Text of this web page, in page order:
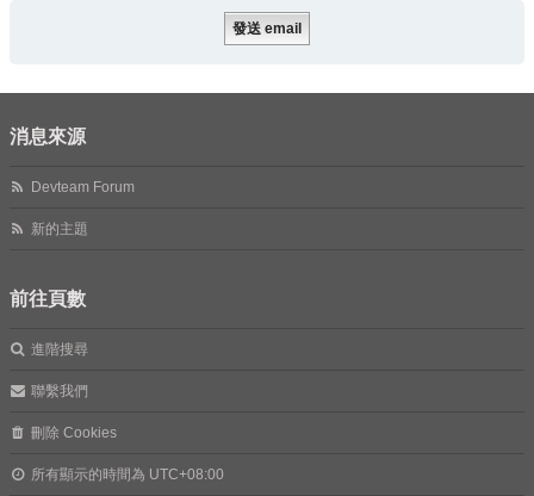
消息來源
Devteam Forum
新的主題
前往頁數
進階搜尋
聯繫我們
刪除 Cookies
所有顯示的時間為 UTC+08:00